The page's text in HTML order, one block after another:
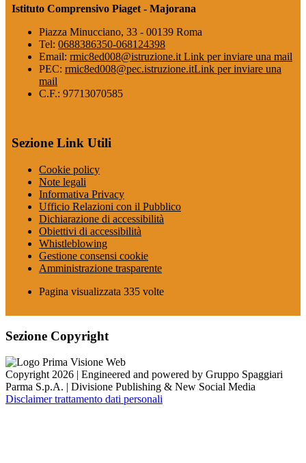
Istituto Comprensivo Piaget - Majorana
Piazza Minucciano, 33 - 00139 Roma
Tel: 0688386350-068124398
Email: rmic8ed008@istruzione.it Link per inviare una mail
PEC: rmic8ed008@pec.istruzione.itLink per inviare una
mail
C.F.: 97713070585
Sezione Link Utili
Cookie policy
Note legali
Informativa Privacy
Ufficio Relazioni con il Pubblico
Dichiarazione di accessibilità
Obiettivi di accessibilità
Whistleblowing
Gestione consensi cookie
Amministrazione trasparente
Pagina visualizzata 335 volte
Sezione Copyright
Copyright 2026 | Engineered and powered by Gruppo Spaggiari
Parma S.p.A. | Divisione Publishing & New Social Media
Disclaimer trattamento dati personali